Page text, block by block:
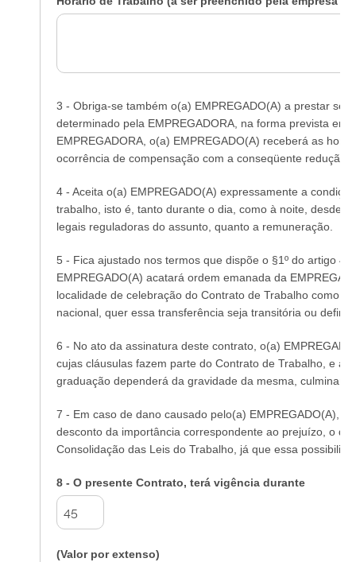
3 - Obriga-se também o(a) EMPREGADO(A) a prestar
determinado pela EMPREGADORA, na forma prevista em
EMPREGADORA, o(a) EMPREGADO(A) receberá as
ocorrência de compensação com a conseqüente redução
4 - Aceita o(a) EMPREGADO(A) expressamente a
trabalho, isto é, tanto durante o dia, como à noite, desde
legais reguladoras do assunto, quanto a remuneração.
5 - Fica ajustado nos termos que dispõe o §1º do artigo
EMPREGADO(A) acatará ordem emanada da
localidade de celebração do Contrato de Trabalho como
nacional, quer essa transferência seja transitória ou
6 - No ato da assinatura deste contrato, o(a)
cujas cláusulas fazem parte do Contrato de Trabalho, e a
graduação dependerá da gravidade da mesma,
7 - Em caso de dano causado pelo(a) EMPREGADO(A),
desconto da importância correspondente ao prejuízo, o
Consolidação das Leis do Trabalho, já que essa
8 - O presente Contrato, terá vigência durante
(Valor por extenso)